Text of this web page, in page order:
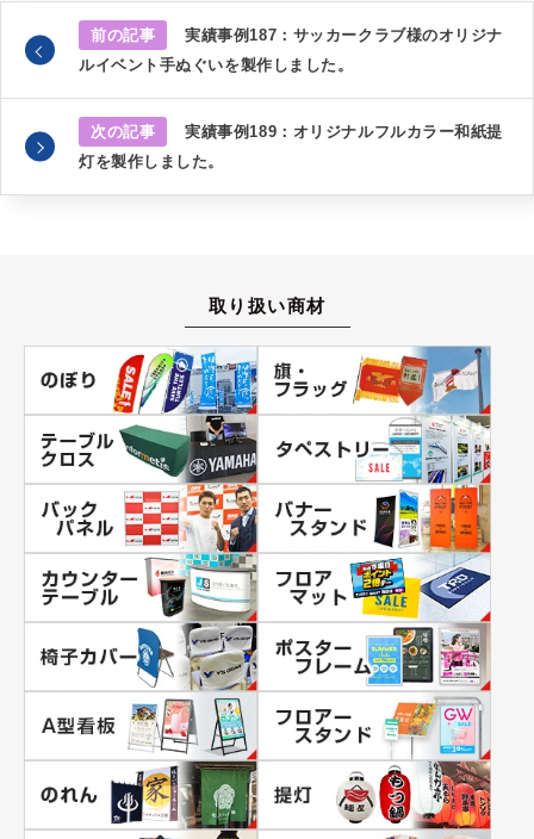
前の記事
実績事例187：サッカークラブ様のオリジナ
ルイベント手ぬぐいを製作しました。
次の記事
実績事例189：オリジナルフルカラー和紙提
灯を製作しました。
取り扱い商材